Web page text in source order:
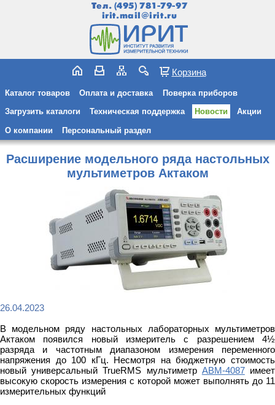
Тел. (495) 781-79-97
irit.mail@irit.ru
Корзина
Каталог товаров Оплата и доставка Поверка приборов
Загрузить каталоги Техническая поддержка Новости Акции
О компании Персональный раздел
Расширение модельного ряда настольных
мультиметров Актаком
26.04.2023
В модельном ряду настольных лабораторных мультиметров
Актаком появился новый измеритель с разрешением 4½
разряда и частотным диапазоном измерения переменного
напряжения до 100 кГц. Несмотря на бюджетную стоимость
новый универсальный TrueRMS мультиметр АВМ-4087имеет
высокую скорость измерения с которой может выполнять до 11
измерительных функций